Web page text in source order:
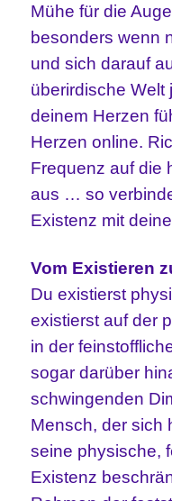
Mühe für die
besonders wenn
und sich darauf
überirdische Welt
deinem Herzen
Herzen online.
Frequenz auf die
aus … so
Existenz mit
Vom Existieren
Du existierst
existierst auf der
in der
sogar darüber
schwingenden
Mensch, der sich
seine physische,
Existenz